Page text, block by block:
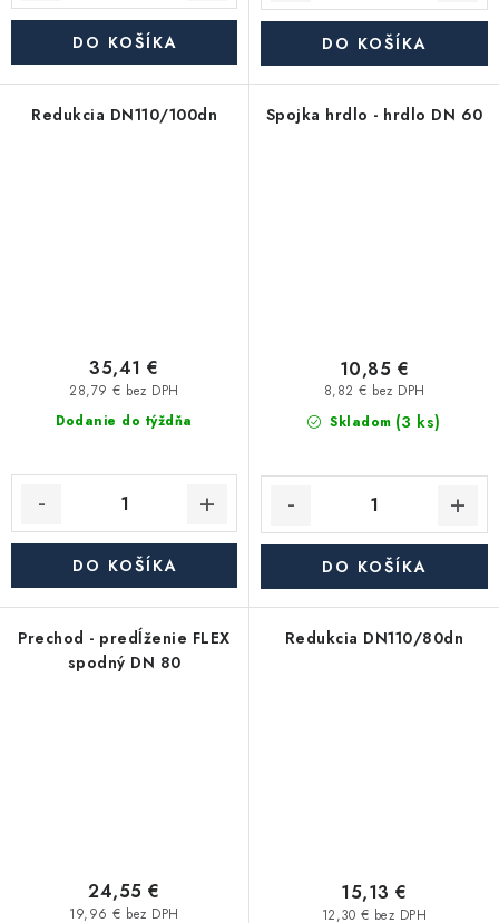
DO KOŠÍKA DO KOŠÍKA
Redukcia DN110/100dn
Dodanie do týždňa
28,79 € bez DPH
35,41 €
DO KOŠÍKA
Spojka hrdlo - hrdlo DN 60
Skladom (3 ks)
8,82 € bez DPH
10,85 €
DO KOŠÍKA
Prechod - predĺženie FLEX
spodný DN 80
19,96 € bez DPH
24,55 €
Redukcia DN110/80dn
12,30 € bez DPH
15,13 €